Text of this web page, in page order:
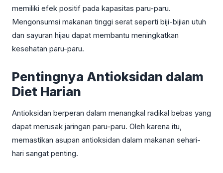
memiliki efek positif pada kapasitas paru-paru.
Mengonsumsi makanan tinggi serat seperti biji-bijian utuh
dan sayuran hijau dapat membantu meningkatkan
kesehatan paru-paru.
Pentingnya Antioksidan dalam
Diet Harian
Antioksidan berperan dalam menangkal radikal bebas yang
dapat merusak jaringan paru-paru. Oleh karena itu,
memastikan asupan antioksidan dalam makanan sehari-
hari sangat penting.